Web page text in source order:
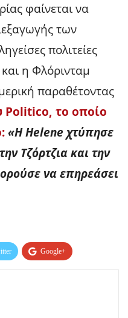
φαίνεται να
των
πολιτείες
η Φλόρινταμ
παραθέτοντας
Politico, το οποίο
«Η Helene χτύπησε
Τζόρτζια και την
να επηρεάσει
Google+